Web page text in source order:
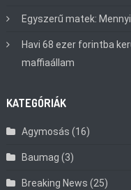
Egyszerű matek:
Havi 68 ezer forintba
maffiaállam
KATEGÓRIÁK
Agymosás (16)
Baumag (3)
Breaking News (25)